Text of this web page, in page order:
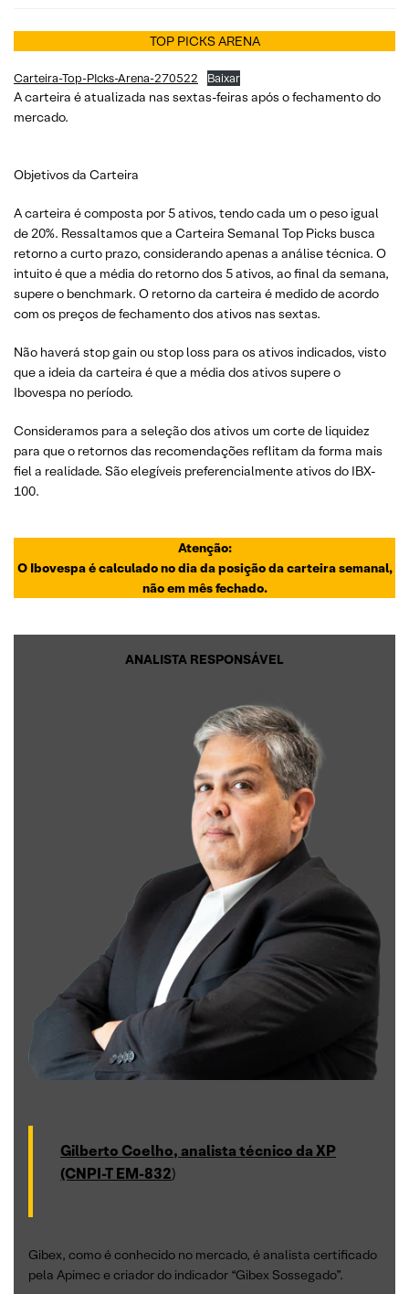
TOP PICKS ARENA
Carteira-Top-PIcks-Arena-270522 Baixar
A carteira é atualizada nas sextas-feiras após o fechamento do
mercado.
Objetivos da Carteira
A carteira é composta por 5 ativos, tendo cada um o peso igual
de 20%. Ressaltamos que a Carteira Semanal Top Picks busca
retorno a curto prazo, considerando apenas a análise técnica. O
intuito é que a média do retorno dos 5 ativos, ao final da semana,
supere o benchmark. O retorno da carteira é medido de acordo
com os preços de fechamento dos ativos nas sextas.
Não haverá stop gain ou stop loss para os ativos indicados, visto
que a ideia da carteira é que a média dos ativos supere o
Ibovespa no período.
Consideramos para a seleção dos ativos um corte de liquidez
para que o retornos das recomendações reflitam da forma mais
fiel a realidade. São elegíveis preferencialmente ativos do IBX-
100.
Atenção:
O Ibovespa é calculado no dia da posição da carteira semanal,
não em mês fechado.
ANALISTA RESPONSÁVEL
Gilberto Coelho, analista técnico da XP
(CNPI-T EM-832)
Gibex, como é conhecido no mercado, é analista certificado
pela Apimec e criador do indicador “Gibex Sossegado”.